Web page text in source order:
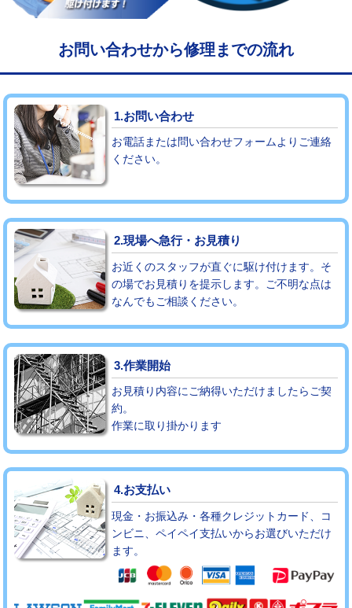
マス交換（土の掘削・埋め戻し作業） 11,000円~
マス交換（深さ50㎝未満） 55,000円
マス交換（深さ50㎝以上） 66,000円
コンクリート斫り（厚さ10㎝まで）
コンクリート斫り（厚さ10㎝超え） 38,500円
モルタル補修（厚さ10㎝まで）
モルタル補修（厚さ10㎝超え） 38,500円
追加人工 16,500円
廃棄・処分 現場見積
※給水管工事は20mmまでの価格です。
お問い合わせから修理までの流れ
1.お問い合わせ
お電話または問い合わせフォームよりご連絡
ください。
2.現場へ急行・お見積り
お近くのスタッフが直ぐに駆け付けます。そ
の場でお見積りを提示します。ご不明な点は
なんでもご相談ください。
3.作業開始
お見積り内容にご納得いただけましたらご契
約。
作業に取り掛かります
4.お支払い
現金・お振込み・各種クレジットカード、コ
ンビニ、ペイペイ支払いからお選びいただけ
ます。